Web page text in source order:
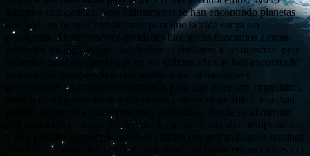
sabemos con certeza, pero últimamente se han encontrado planetas
que podrían brindar condiciones para que la vida surga sin
problemas. Al ser nosotros entidades biológicas buscamos a otras
entidades biológicas con características similares a las nuestras, pero
debemos tener en cuenta que en los últimos años se han encontrado
muchos microorganismos que suelen vivir, alimentarse y
desarrollarse en ambientes mortíferos para cualquier otro organismo,
estos microorganismos son conocidos como extremófilos, y se han
podido encontrar en cavernas muy profundas (donde se alimentan
prácticamente de rocas y minerales), en aguas con altas temperaturas
y con grandes concentraciones de sulfuro (en profundidades marinas
donde hay aberturas en la tierra por donde se filtran emanaciones del